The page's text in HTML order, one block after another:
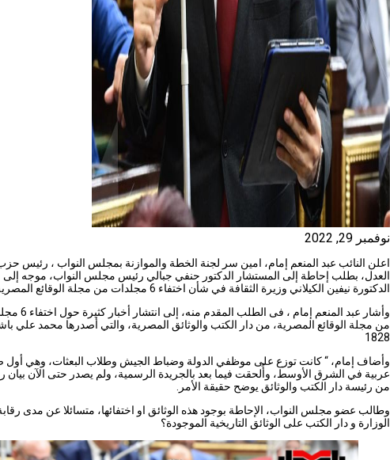
نوفمبر 29, 2022
اعلن النائب عبد المنعم إمام، امين سر لجنة الخطة والموازنة بمجلس النواب ، رئيس
العدل، بطلب إحاطة إلى المستشار الدكتور حنفي جبالي رئيس مجلس النواب، موجه إلى
الدكتورة نيفين الكيلاني وزيرة الثقافة في شأن اختفاء 6 مجلدات من مجلة الوقائع المصرية
وأشار عبد المنعم إمام ، فى الطلب
من مجلة الوقائع المصرية، من دار الكتب والوثائق المصرية، والتي أصدرها محمد علي
1828
وأضاف إمام، “ كانت توزع على موظفي الدولة وضباط الجيش وطلاب البعثات، وهي أول
عربية في الشرق الأوسط، وأُلحقت فيما بعد بالجريدة الرسمية، ولم يصدر حتى الآن
من رئيسة دار الكتب والوثائق يوضح حقيقة الأمر.
وطالب عضو مجلس النواب، الإحاطة بوجود هذه الوثائق او اختفائها، متسائلا عن مدى
الوزارة و دار الكتب على الوثائق التاريخية الموجودة؟